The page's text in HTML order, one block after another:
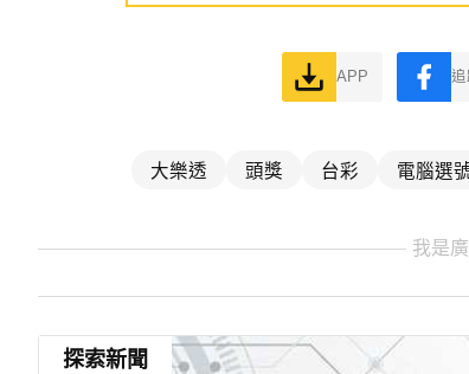
APP 追
大樂透 頭獎 台彩 電腦選
我是
探索新聞